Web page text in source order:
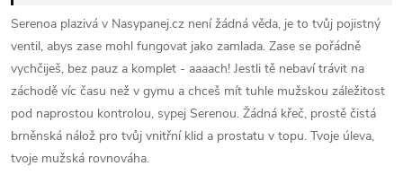
Serenoa plazivá v Nasypanej.cz není žádná věda, je to tvůj pojistný
ventil, abys zase mohl fungovat jako zamlada. Zase se pořádně
vychčiješ, bez pauz a komplet - aaaach! Jestli tě nebaví trávit na
záchodě víc času než v gymu a chceš mít tuhle mužskou záležitost
pod naprostou kontrolou, sypej Serenou. Žádná křeč, prostě čistá
brněnská nálož pro tvůj vnitřní klid a prostatu v topu. Tvoje úleva,
tvoje mužská rovnováha.